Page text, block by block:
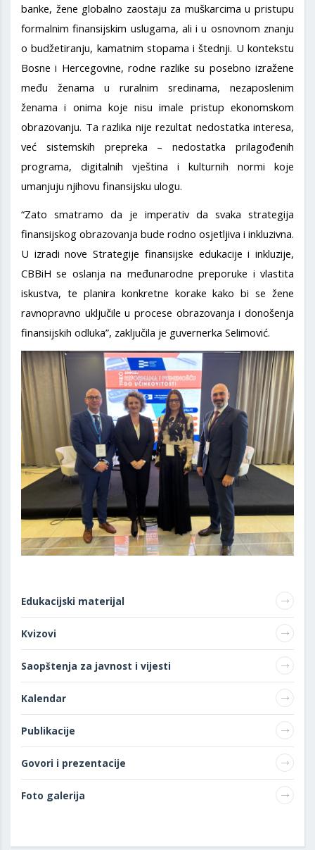
banke, žene globalno zaostaju za muškarcima u pristupu
formalnim finansijskim uslugama, ali i u osnovnom znanju
o budžetiranju, kamatnim stopama i štednji. U kontekstu
Bosne i Hercegovine, rodne razlike su posebno izražene
među ženama u ruralnim sredinama, nezaposlenim
ženama i onima koje nisu imale pristup ekonomskom
obrazovanju. Ta razlika nije rezultat nedostatka interesa,
već sistemskih prepreka – nedostatka prilagođenih
programa, digitalnih vještina i kulturnih normi koje
umanjuju njihovu finansijsku ulogu.
“Zato smatramo da je imperativ da svaka strategija
finansijskog obrazovanja bude rodno osjetljiva i inkluzivna.
U izradi nove Strategije finansijske edukacije i inkluzije,
CBBiH se oslanja na međunarodne preporuke i vlastita
iskustva, te planira konkretne korake kako bi se žene
ravnopravno uključile u procese obrazovanja i donošenja
finansijskih odluka”, zaključila je guvernerka Selimović.
Edukacijski materijal
Kvizovi
Saopštenja za javnost i vijesti
Kalendar
Publikacije
Govori i prezentacije
Foto galerija